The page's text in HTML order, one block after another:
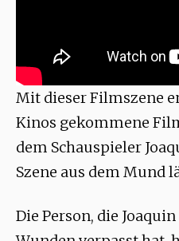
Mit dieser Filmszene
Kinos gekommene
dem Schauspieler
Szene aus dem Mund
Die Person, die